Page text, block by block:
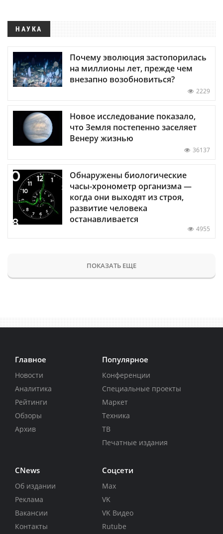
НАУКА
Почему эволюция застопорилась
на миллионы лет, прежде чем
внезапно возобновиться?
2229
Новое исследование показало,
что Земля постепенно заселяет
Венеру жизнью
36137
Обнаружены биологические
часы-хронометр организма —
когда они выходят из строя,
развитие человека
останавливается
4955
ПОКАЗАТЬ ЕЩЕ
Главное
Новости
Аналитика
Рейтинги
Обзоры
Архив
Популярное
Конференции
Специальные проекты
Маркет
Техника
ТВ
Печатные издания
CNews
Об издании
Реклама
Вакансии
Контакты
Соцсети
Max
VK
VK Видео
Rutube